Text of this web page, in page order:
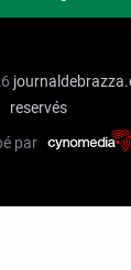
reservés
par